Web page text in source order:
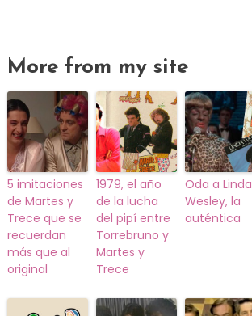
More from my site
5 imitaciones
de Martes y
Trece que se
recuerdan
más que al
original
1979, el año
de la lucha
del pipí entre
Torrebruno y
Martes y
Trece
Oda a Linda
Wesley, la
auténtica